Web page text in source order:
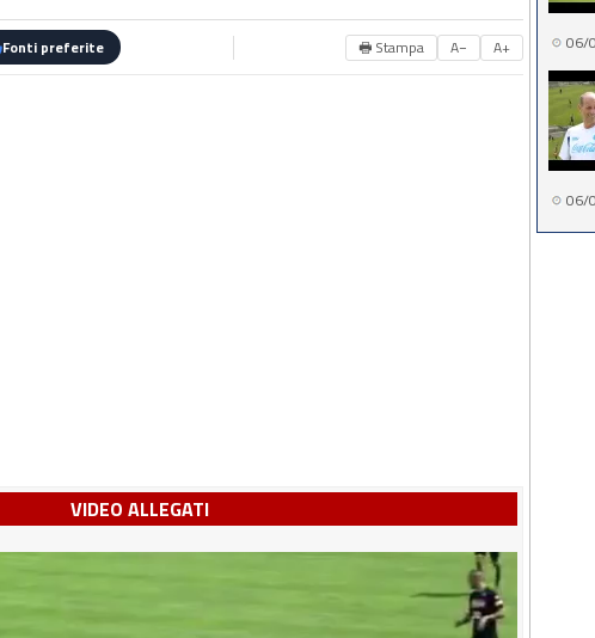
Fonti preferite 🖶 Stampa A− A+
VIDEO ALLEGATI
06/
06/